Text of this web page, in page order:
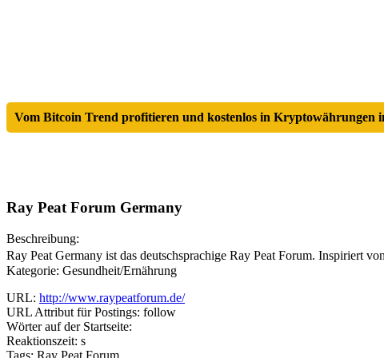
Vom Bitcoin Trend profitieren und kostenlos in Kryptowährungen
Ray Peat Forum Germany
Beschreibung:
Ray Peat Germany ist das deutschsprachige Ray Peat Forum. Inspiriert
Kategorie: Gesundheit/Ernährung
URL: http://www.raypeatforum.de/
URL Attribut für Postings: follow
Wörter auf der Startseite:
Reaktionszeit: s
Tags: Ray Peat Forum